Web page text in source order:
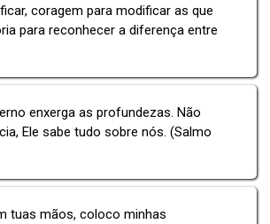
coragem para modificar as que
para reconhecer a diferença entre
enxerga as profundezas. Não
Ele sabe tudo sobre nós. (Salmo
tuas mãos, coloco minhas